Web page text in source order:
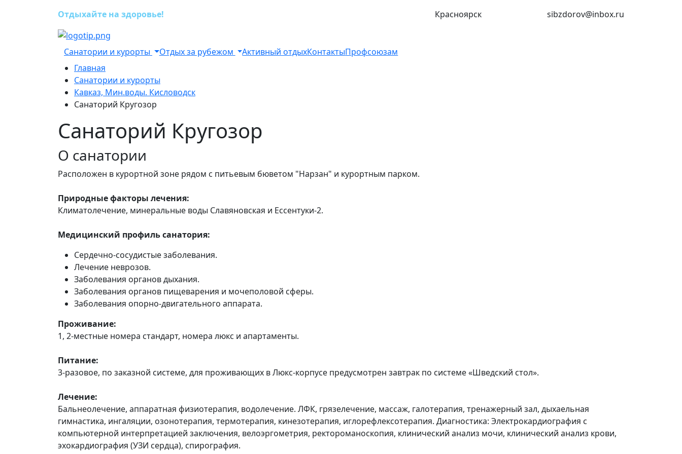
Красноярск sibzdorov@inbox.ru
Отдыхайте на здоровье!
Санатории и курорты Отдых за рубежом Активный отдыхКонтактыПрофсоюзам
Главная
Санатории и курорты
Кавказ, Мин.воды. Кисловодск
Санаторий Кругозор
Санаторий Кругозор
О санатории
Расположен в курортной зоне рядом с питьевым бюветом "Нарзан" и курортным парком.
Природные факторы лечения:
Климатолечение, минеральные воды Славяновская и Ессентуки-2.
Медицинский профиль санатория:
Сердечно-сосудистые заболевания.
Лечение неврозов.
Заболевания органов дыхания.
Заболевания органов пищеварения и мочеполовой сферы.
Заболевания опорно-двигательного аппарата.
Проживание:
1, 2-местные номера стандарт, номера люкс и апартаменты.
Питание:
3-разовое, по заказной системе, для проживающих в Люкс-корпусе предусмотрен завтрак по системе «Шведский стол».
Лечение:
Бальнеолечение, аппаратная физиотерапия, водолечение. ЛФК, грязелечение, массаж, галотерапия, тренажерный зал, дыхаельная
гимнастика, ингаляции, озонотерапия, термотерапия, кинезотерапия, иглорефлексотерапия. Диагностика: Электрокардиография с
компьютерной интерпретацией заключения, велоэргометрия, ректороманоскопия, клинический анализ мочи, клинический анализ крови,
эхокардиография (УЗИ сердца), спирография.